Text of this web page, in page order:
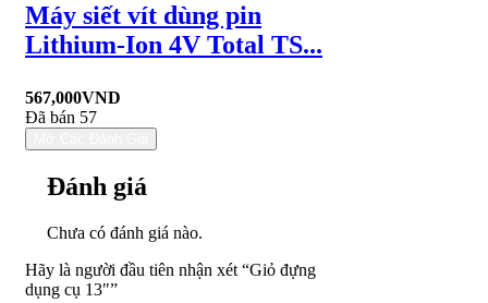
Máy siết vít dùng pin
Lithium-Ion 4V Total TS...
567,000VND
Đã bán 57
Đánh giá
Chưa có đánh giá nào.
Hãy là người đầu tiên nhận xét “Giỏ đựng
dụng cụ 13″”